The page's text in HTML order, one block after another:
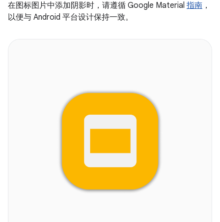
在图标图片中添加阴影时，请遵循 Google Material 指南 ，
以便与 Android 平台设计保持一致。